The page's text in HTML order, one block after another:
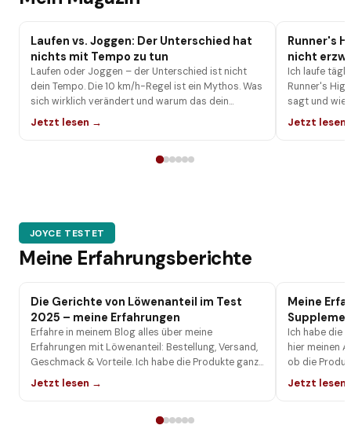
Laufen vs. Joggen: Der Unterschied hat
nichts mit Tempo zu tun
Laufen oder Joggen – der Unterschied ist nicht
dein Tempo. Die 10 km/h-Regel ist ein Mythos. Was
sich wirklich verändert und warum das dein
Training beeinflusst.
Jetzt lesen →
Runner's
nicht
Ich laufe
Runner's
sagt und wie
Jetzt lesen
JOYCE TESTET
Meine Erfahrungsberichte
Die Gerichte von Löwenanteil im Test
2025 – meine Erfahrungen
Erfahre in meinem Blog alles über meine
Erfahrungen mit Löwenanteil: Bestellung, Versand,
Geschmack & Vorteile. Ich habe die Produkte ganz
genau getestet!
Jetzt lesen →
Meine
Ich habe die
hier meinen
ob die
machen.
Jetzt lesen